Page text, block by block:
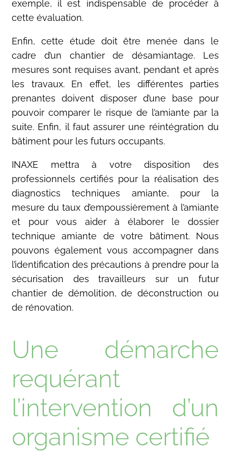
exemple, il est indispensable de procéder à
cette évaluation.
Enfin, cette étude doit être menée dans le
cadre d’un chantier de désamiantage. Les
mesures sont requises avant, pendant et après
les travaux. En effet, les différentes parties
prenantes doivent disposer d’une base pour
pouvoir comparer le risque de l’amiante par la
suite. Enfin, il faut assurer une réintégration du
bâtiment pour les futurs occupants.
INAXE mettra à votre disposition des
professionnels certifiés pour la réalisation des
diagnostics techniques amiante, pour la
mesure du taux d’empoussièrement à l’amiante
et pour vous aider à élaborer le dossier
technique amiante de votre bâtiment. Nous
pouvons également vous accompagner dans
l’identification des précautions à prendre pour la
sécurisation des travailleurs sur un futur
chantier de démolition, de déconstruction ou
de rénovation.
Une démarche
requérant
l’intervention d’un
organisme certifié